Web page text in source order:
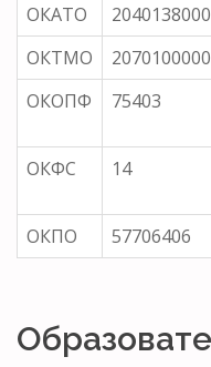
ОКАТО
ОКТМО
ОКОПФ
75403
ОКФС
14
ОКПО
57706406